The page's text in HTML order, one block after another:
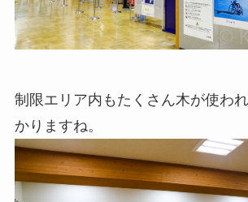
制限エリア内もたくさん木が使わ
かりますね。